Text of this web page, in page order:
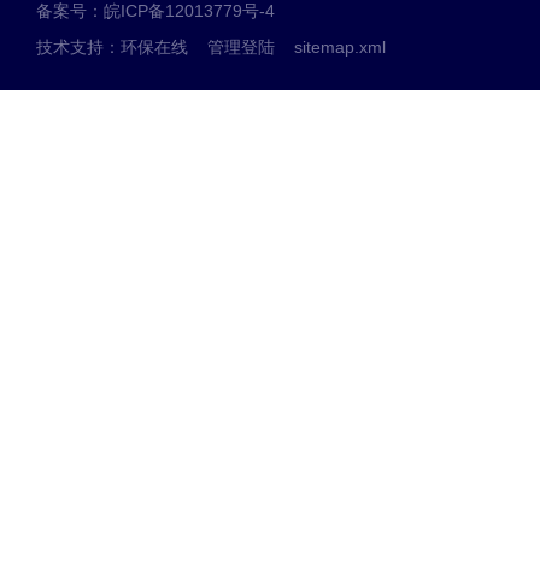
备案号：皖ICP备12013779号-4
技术支持： 环保在线 管理登陆 sitemap.xml